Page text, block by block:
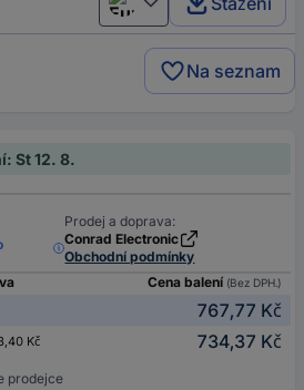
European union
Na seznam
St 12. 8.
Prodej a doprava:
Conrad Electronic
Obchodní podmínky
Cena balení (Bez DPH.)
767,77 Kč
Kč 734,37 Kč
prodejce